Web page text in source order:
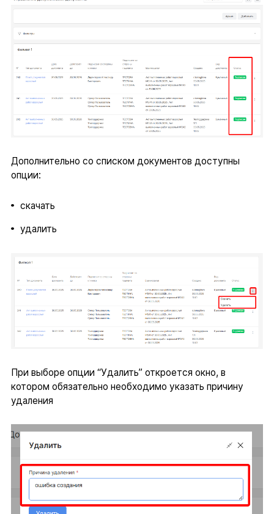
Дополнительно со списком документов доступны
опции:
скачать
удалить
При выборе опции “Удалить” откроется окно, в
котором обязательно необходимо указать причину
удаления